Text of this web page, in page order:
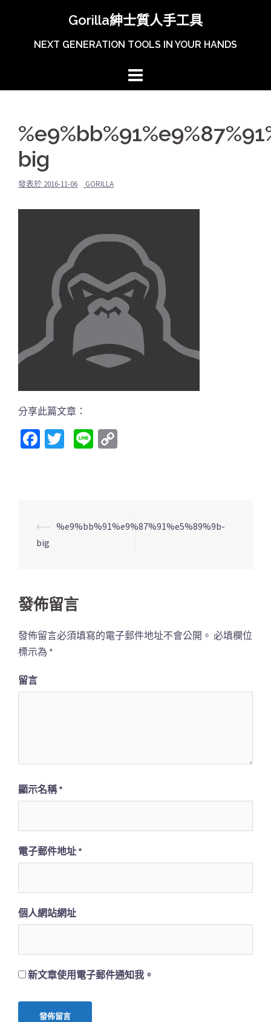
區
Gorilla紳士質人手工具
NEXT GENERATION TOOLS IN YOUR HANDS
big
發表於 2016-11-06 GORILLA
分享此篇文章：
Facebook
Twitter
Line
文
章
列
⟵ %e9%bb%91%e9%87%91%e5%89%9b-
big
發佈留言
發佈留言必須填寫的電子郵件地址不會公開。 必填欄位
標示為 *
留言
顯示名稱*
電子郵件地址 *
個人網站網址
新文章使用電子郵件通知我。